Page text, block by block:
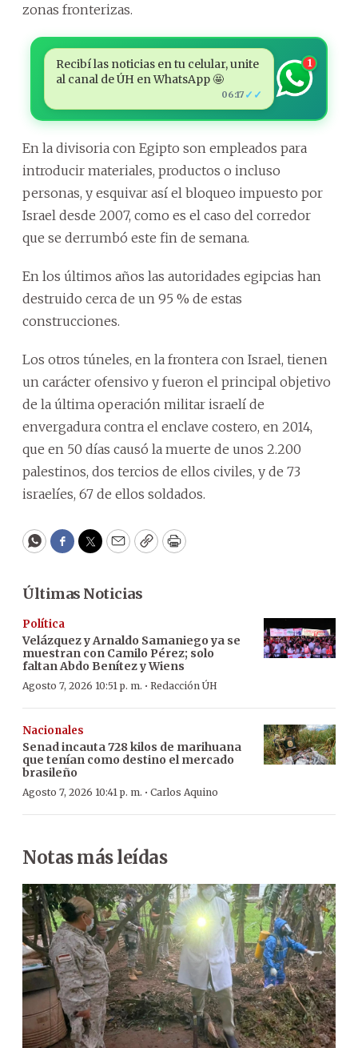
zonas fronterizas.
Recibí las noticias en tu celular, unite
al canal de ÚH en WhatsApp 🤩
06:17 ✓✓
1
En la divisoria con Egipto son empleados para
introducir materiales, productos o incluso
personas, y esquivar así el bloqueo impuesto por
Israel desde 2007, como es el caso del corredor
que se derrumbó este fin de semana.
En los últimos años las autoridades egipcias han
destruido cerca de un 95 % de estas
construcciones.
Los otros túneles, en la frontera con Israel, tienen
un carácter ofensivo y fueron el principal objetivo
de la última operación militar israelí de
envergadura contra el enclave costero, en 2014,
que en 50 días causó la muerte de unos 2.200
palestinos, dos tercios de ellos civiles, y de 73
israelíes, 67 de ellos soldados.
WhatsApp
Facebook
Twitter
EmailCopyPrint
Últimas Noticias
Política
Velázquez y Arnaldo Samaniego ya se
muestran con Camilo Pérez; solo
faltan Abdo Benítez y Wiens
Agosto 7, 2026 10:51 p. m. · Redacción ÚH
Nacionales
Senad incauta 728 kilos de marihuana
que tenían como destino el mercado
brasileño
Agosto 7, 2026 10:41 p. m. · Carlos Aquino
Notas más leídas